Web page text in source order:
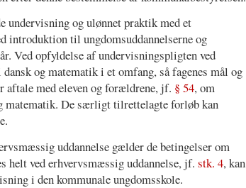
undervisning og ulønnet praktik med et
introduktion til ungdomsuddannelserne og
Ved opfyldelse af undervisningspligten ved
og matematik i et omfang, så fagenes mål og
aftale med eleven og forældrene, jf. § 54, om
matematik. De særligt tilrettelagte forløb kan
uddannelse gælder de betingelser om
helt ved erhvervsmæssig uddannelse, jf.stk. 4, kan
i den kommunale ungdomsskole.